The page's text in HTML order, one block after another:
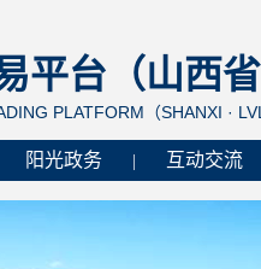
平台（山西
PLATFORM（SHANXI ·
阳光政务 互动交流